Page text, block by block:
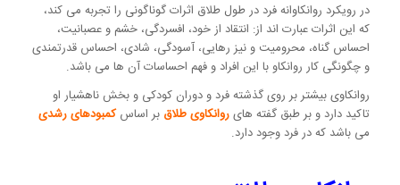
در رویکرد روانکاوانه فرد در طول طلاق اثرات گوناگونی را تجربه می کند،
که این اثرات عبارت اند از: انتقاد از خود، افسردگی، خشم و عصبانیت،
احساس گناه، محرومیت و نیز رهایی، آسودگی، شادی، احساس قدرتمندی
و چگونگی کار روانکاو با این افراد و فهم احساسات آن ها می باشد.
روانکاوی بیشتر بر روی گذشته فرد و دوران کودکی و بخش ناهشیار او
تاکید دارد و بر طبق گفته هایروانکاوی طلاق بر اساسکمبودهای رشدی
می باشد که در فرد وجود دارد.